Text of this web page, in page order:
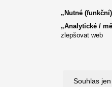
„Nutné
„Analytické /
zlepšovat web
Souhlas